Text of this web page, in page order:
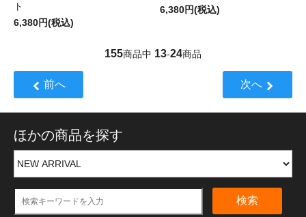
ト
6,380円(税込)
6,380円(税込)
155商品中 13-24商品
前へ 次へ
ほかの商品を探す
検索